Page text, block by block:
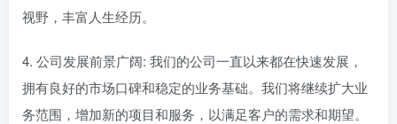
视野，丰富人生经历。
4. 公司发展前景广阔: 我们的公司一直以来都在快速发展，
拥有良好的市场口碑和稳定的业务基础。我们将继续扩大业
务范围，增加新的项目和服务，以满足客户的需求和期望。